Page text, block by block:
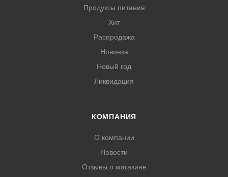
Продукты питания
Хит
Распродажа
Новинка
Новый год
Ликвидация
КОМПАНИЯ
О компании
Новости
Отзывы о магазине